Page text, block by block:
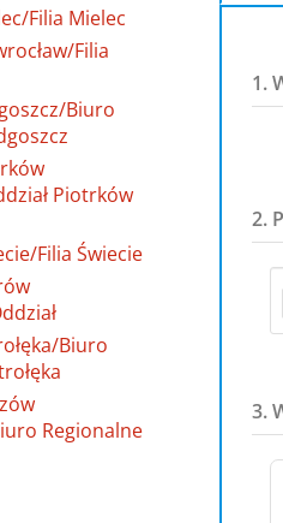
Filia Mielec
Filia
Biuro
Piotrków
Filia Świecie
Biuro
Regionalne
1.
2.
3.